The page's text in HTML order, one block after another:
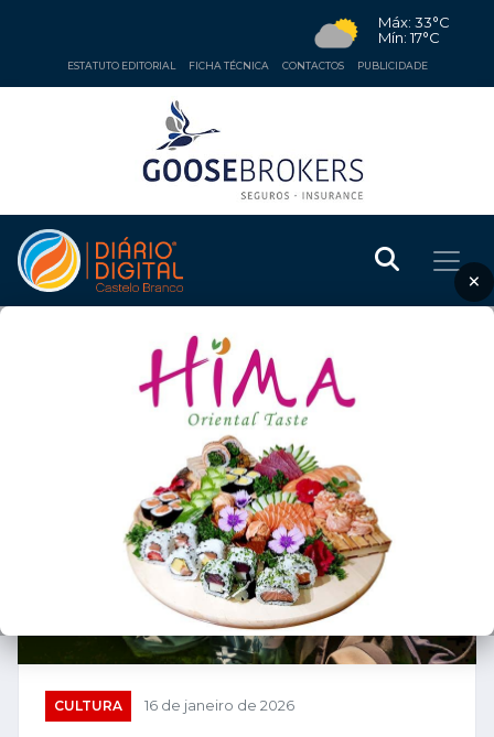
Máx: 33°C
Mín: 17°C
ESTATUTO EDITORIAL FICHA TÉCNICA CONTACTOS PUBLICIDADE
×
CULTURA 16 de janeiro de 2026